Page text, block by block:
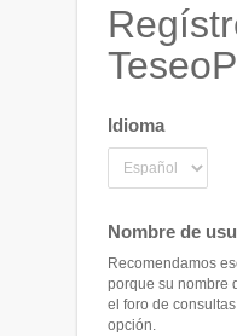
Idioma
Nombre de
Recomendamos
porque su nombre
el foro de
opción.